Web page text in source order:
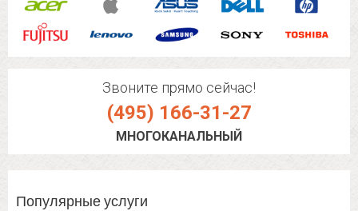
Звоните прямо сейчас!
(495) 166-31-27
МНОГОКАНАЛЬНЫЙ
Популярные услуги